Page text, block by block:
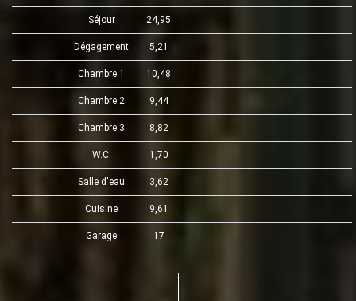
Séjour 24,95
Dégagement 5,21
Chambre 1 10,48
Chambre 2 9,44
Chambre 3 8,82
W.C. 1,70
Salle d'eau 3,62
Cuisine 9,61
Garage 17